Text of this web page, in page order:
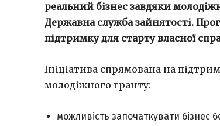
реальний бізнес завдяки
Державна служба зайнятості.
підтримку для старту власної
Ініціатива спрямована на
молодіжного гранту:
можливість започаткувати бізнес